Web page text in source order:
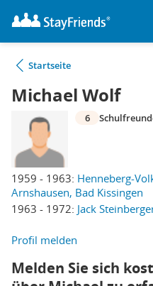
Startseite
Michael Wolf
1959 - 1963: Henneberg-
Arnshausen, Bad Kissingen
1963 - 1972: Jack
6
Profil melden
Melden Sie sich